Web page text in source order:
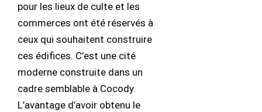
pour les lieux de culte et les
commerces ont été réservés à
ceux qui souhaitent construire
ces édifices. C’est une cité
moderne construite dans un
cadre semblable à Cocody.
L’avantage d’avoir obtenu le